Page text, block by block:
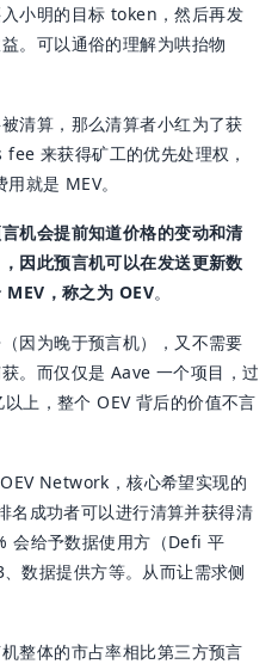
小明的目标 token，然后再发
。可以通俗的理解为哄抬物
清算，那么清算者小红为了获
来获得矿工的优先处理权，
就是 MEV。
机会提前知道价格的变动和清
因此预言机可以在发送更新数
，称之为 OEV。
因为晚于预言机），又不需要
。而仅仅是 Aave 一个项目，过
上，整个 OEV 背后的价值不言
Network，核心希望实现的
名成功者可以进行清算并获得清
会给予数据使用方（Defi 平
数据提供方等。从而让需求侧
整体的市占率相比第三方预言